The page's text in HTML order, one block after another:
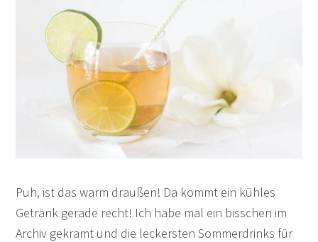
Puh, ist das warm draußen! Da kommt ein kühles
Getränk gerade recht! Ich habe mal ein bisschen im
Archiv gekramt und die leckersten Sommerdrinks für